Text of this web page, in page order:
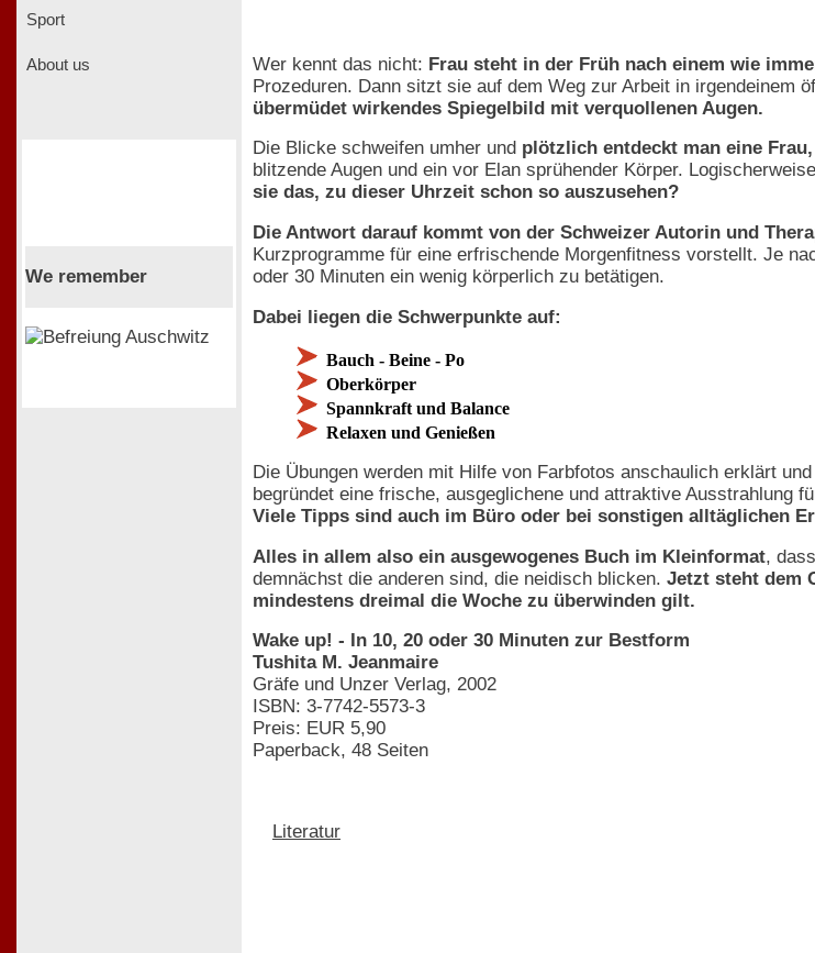
Sport
About us
We remember
Wer kennt das nicht: Frau steht in der Früh nach einem wie
Prozeduren. Dann sitzt sie auf dem Weg zur Arbeit in irgendeinem
übermüdet wirkendes Spiegelbild mit verquollenen Augen.
Die Blicke schweifen umher und plötzlich entdeckt man eine
blitzende Augen und ein vor Elan sprühender Körper.
sie das, zu dieser Uhrzeit schon so auszusehen?
Die Antwort darauf kommt von der Schweizer Autorin und
Kurzprogramme für eine erfrischende Morgenfitness vorstellt. Je
oder 30 Minuten ein wenig körperlich zu betätigen.
Dabei liegen die Schwerpunkte auf:
Bauch - Beine - Po
Oberkörper
Spannkraft und Balance
Relaxen und Genießen
Die Übungen werden mit Hilfe von Farbfotos anschaulich erklärt
begründet eine frische, ausgeglichene und attraktive Ausstrahlung
Viele Tipps sind auch im Büro oder bei sonstigen alltäglichen
Alles in allem also ein ausgewogenes Buch im Kleinformat, dass
demnächst die anderen sind, die neidisch blicken. Jetzt steht dem
mindestens dreimal die Woche zu überwinden gilt.
Wake up! - In 10, 20 oder 30 Minuten zur Bestform
Tushita M. Jeanmaire
Gräfe und Unzer Verlag, 2002
ISBN: 3-7742-5573-3
Preis: EUR 5,90
Paperback, 48 Seiten
Literatur